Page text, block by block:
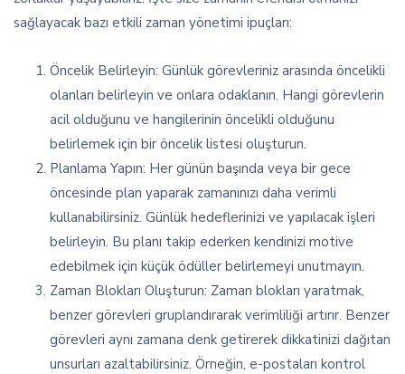
sağlayacak bazı etkili zaman yönetimi ipuçları:
Öncelik Belirleyin: Günlük görevleriniz arasında öncelikli
olanları belirleyin ve onlara odaklanın. Hangi görevlerin
acil olduğunu ve hangilerinin öncelikli olduğunu
belirlemek için bir öncelik listesi oluşturun.
Planlama Yapın: Her günün başında veya bir gece
öncesinde plan yaparak zamanınızı daha verimli
kullanabilirsiniz. Günlük hedeflerinizi ve yapılacak işleri
belirleyin. Bu planı takip ederken kendinizi motive
edebilmek için küçük ödüller belirlemeyi unutmayın.
Zaman Blokları Oluşturun: Zaman blokları yaratmak,
benzer görevleri gruplandırarak verimliliği artırır. Benzer
görevleri aynı zamana denk getirerek dikkatinizi dağıtan
unsurları azaltabilirsiniz. Örneğin, e-postaları kontrol